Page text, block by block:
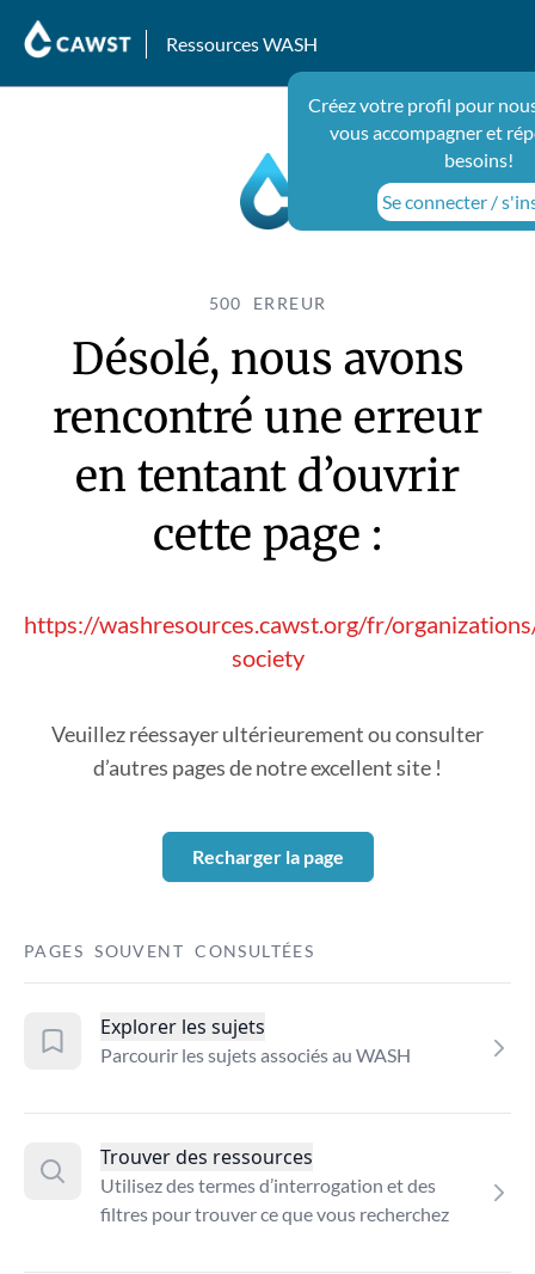
Ressources WASH
Créez votre profil pour
vous accompagner et
besoins!
Se connecter /
500 ERREUR
Désolé, nous avons
rencontré une erreur
en tentant d’ouvrir
cette page :
https://washresources.cawst.org/fr/
society
Veuillez réessayer ultérieurement ou consulter
d’autres pages de notre excellent site !
Recharger la page
PAGES SOUVENT CONSULTÉES
Explorer les sujets
Parcourir les sujets associés au WASH
Trouver des ressources
Utilisez des termes d’interrogation et des
filtres pour trouver ce que vous recherchez